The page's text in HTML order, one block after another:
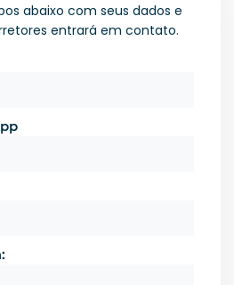
abaixo com seus dados e
entrará em contato.